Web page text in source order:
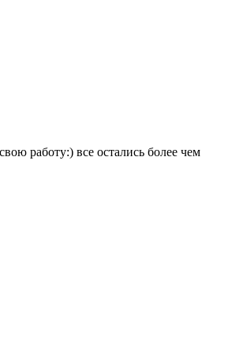
работу:) все остались более чем